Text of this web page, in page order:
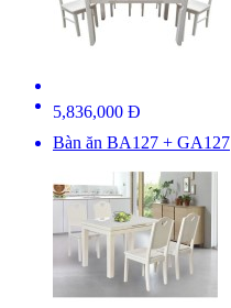
5,836,000 Đ
Bàn ăn BA127 + GA127